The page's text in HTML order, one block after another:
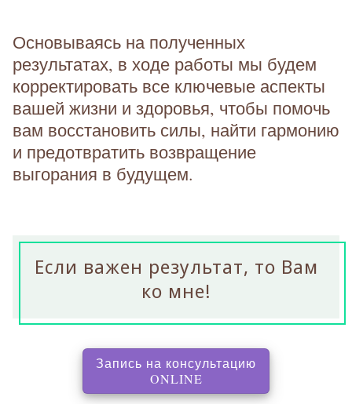
Основываясь на полученных
результатах, в ходе работы мы будем
корректировать все ключевые аспекты
вашей жизни и здоровья, чтобы помочь
вам восстановить силы, найти гармонию
и предотвратить возвращение
выгорания в будущем.
Если важен результат, то Вам
ко мне!
Запись на консультацию
ONLINE, перенаправляет на